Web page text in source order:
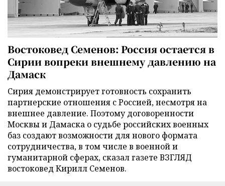
Востоковед Семенов: Россия остается в
Сирии вопреки внешнему давлению на
Дамаск
Сирия демонстрирует готовность сохранить
партнерские отношения с Россией, несмотря на
внешнее давление. Поэтому договоренности
Москвы и Дамаска о судьбе российских военных
баз создают возможности для нового формата
сотрудничества, в том числе в военной и
гуманитарной сферах, сказал газете ВЗГЛЯД
востоковед Кирилл Семенов.